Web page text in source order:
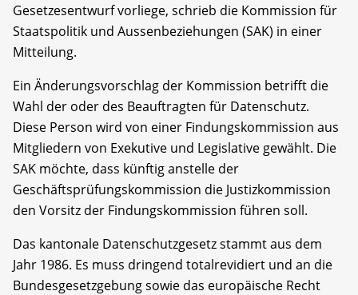
Gesetzesentwurf vorliege, schrieb die Kommission für
Staatspolitik und Aussenbeziehungen (SAK) in einer
Mitteilung.
Ein Änderungsvorschlag der Kommission betrifft die
Wahl der oder des Beauftragten für Datenschutz.
Diese Person wird von einer Findungskommission aus
Mitgliedern von Exekutive und Legislative gewählt. Die
SAK möchte, dass künftig anstelle der
Geschäftsprüfungskommission die Justizkommission
den Vorsitz der Findungskommission führen soll.
Das kantonale Datenschutzgesetz stammt aus dem
Jahr 1986. Es muss dringend totalrevidiert und an die
Bundesgesetzgebung sowie das europäische Recht